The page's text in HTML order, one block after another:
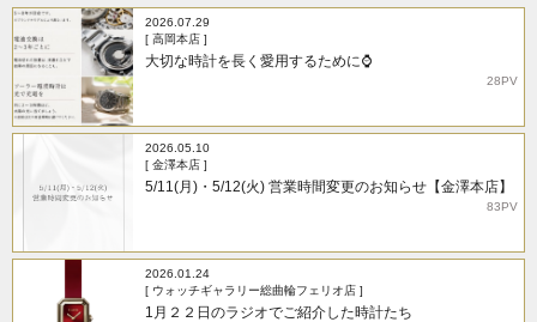
2026.07.29
[ 高岡本店 ]
大切な時計を長く愛用するために⌚
28PV
2026.05.10
[ 金澤本店 ]
5/11(月)・5/12(火) 営業時間変更のお知らせ【金澤本店】
83PV
2026.01.24
[ ウォッチギャラリー総曲輪フェリオ店 ]
1月２２日のラジオでご紹介した時計たち